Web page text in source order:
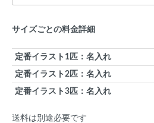
サイズごとの料金詳細
定番イラスト1匹：名入れ
定番イラスト2匹：名入れ
定番イラスト3匹：名入れ
送料は別途必要です